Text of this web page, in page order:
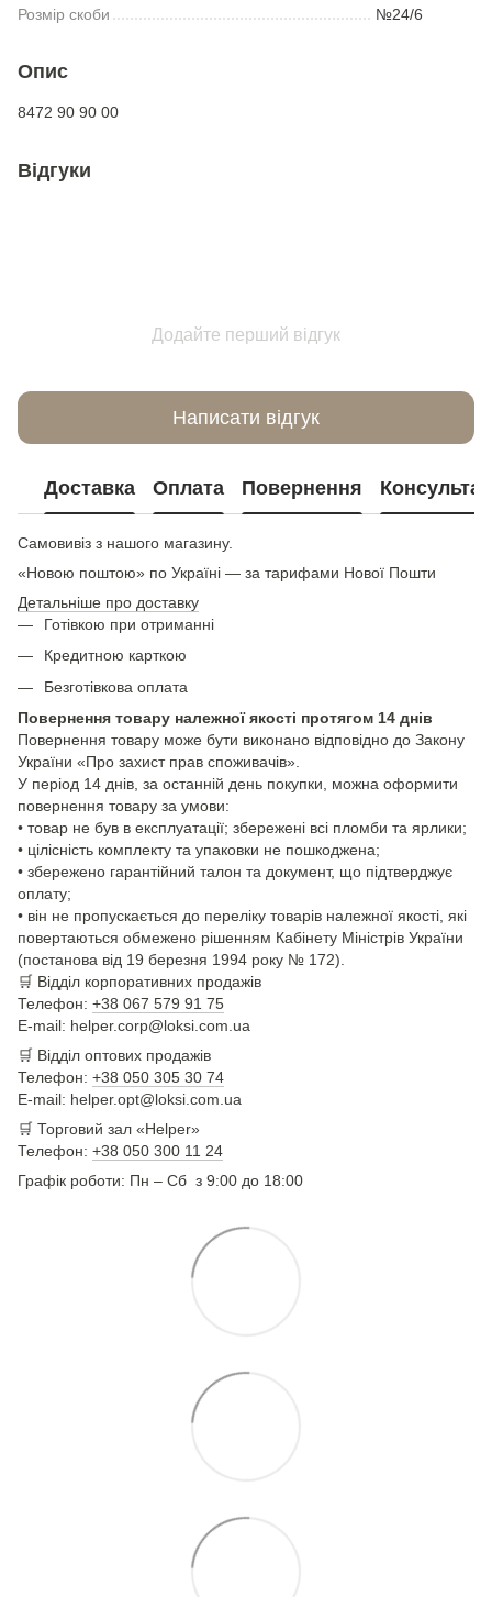
Розмір скоби №24/6
Опис
8472 90 90 00
Відгуки
Додайте перший відгук
Написати відгук
Доставка Оплата Повернення
Самовивіз з нашого магазину.
«Новою поштою» по Україні — за тарифами Нової Пошти
Детальніше про доставку
Готівкою при отриманні
Кредитною карткою
Безготівкова оплата
Повернення товару належної якості протягом 14 днів
Повернення товару може бути виконано відповідно до Закону
України «Про захист прав споживачів».
У період 14 днів, за останній день покупки, можна оформити
повернення товару за умови:
• товар не був в експлуатації; збережені всі пломби та ярлики;
• цілісність комплекту та упаковки не пошкоджена;
• збережено гарантійний талон та документ, що підтверджує
оплату;
• він не пропускається до переліку товарів належної якості, які
повертаються обмежено рішенням Кабінету Міністрів України
(постанова від 19 березня 1994 року № 172).
🛒 Відділ корпоративних продажів
Телефон: +38 067 579 91 75
E-mail: helper.corp@loksi.com.ua
🛒 Відділ оптових продажів
Телефон: +38 050 305 30 74
E-mail: helper.opt@loksi.com.ua
🛒 Торговий зал «Helper»
Телефон: +38 050 300 11 24
Графік роботи: Пн – Сб з 9:00 до 18:00